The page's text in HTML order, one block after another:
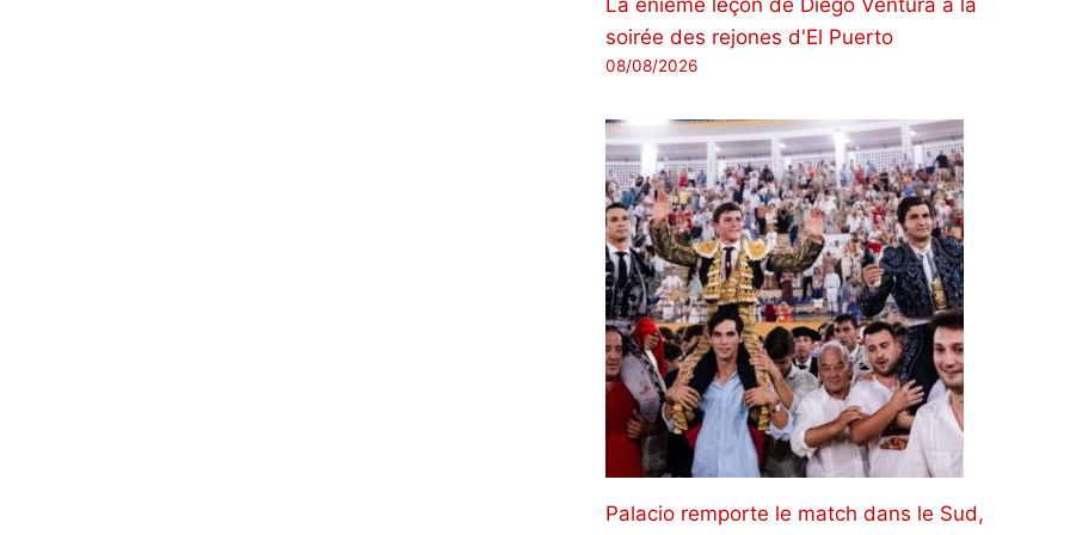
La énième leçon de Diego Ventura à la
soirée des rejones d'El Puerto
08/08/2026
Palacio remporte le match dans le Sud,